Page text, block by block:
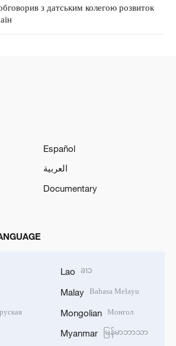
з датським колегою розвиток
Español
العربية
Documentary
Lao ລາວ
Malay Bahasa Melayu
Mongolian Монгол
Myanmar မြန်မာဘာသာ